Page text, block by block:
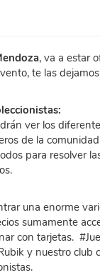
, va a estar
te las
ver los
de la
para resolver
una enorme
sumamente
con tarjetas.
y nuestro club